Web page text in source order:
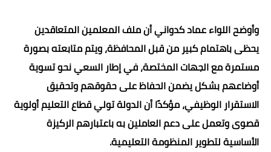
وأوضح اللواء عماد كدواني أن ملف المعلمين المتعاقدين
يحظى باهتمام كبير من قبل المحافظة، ويتم متابعته بصورة
مستمرة مع الجهات المختصة، في إطار السعي نحو تسوية
أوضاعهم بشكل يضمن الحفاظ على حقوقهم وتحقيق
الاستقرار الوظيفي، مؤكدًا أن الدولة تولي قطاع التعليم أولوية
قصوى وتعمل على دعم العاملين به باعتبارهم الركيزة
الأساسية لتطوير المنظومة التعليمية.